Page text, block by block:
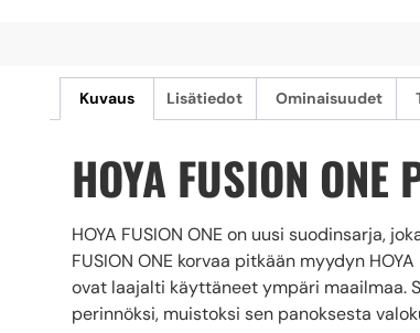
Kuvaus Lisätiedot Ominaisuudet
HOYA FUSION ONE
HOYA FUSION ONE on uusi suodinsarja,
FUSION ONE korvaa pitkään myydyn
ovat laajalti käyttäneet ympäri maailmaa.
perinnöksi, muistoksi sen panoksesta